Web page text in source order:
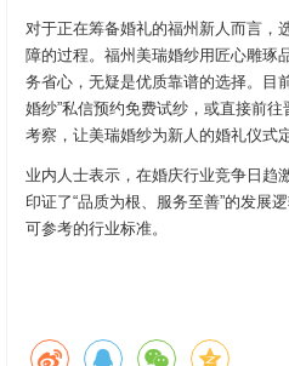
对于正在筹备婚礼的福州新人而言，
障的过程。福州美瑞婚纱用匠心雕琢
务省心，无疑是优质靠谱的选择。目
婚纱”私信预约免费试纱，或直接前
考察，让美瑞婚纱为新人的婚礼仪式
业内人士表示，在婚庆行业竞争日趋
印证了“品质为根、服务至善”的发展
可参考的行业标准。